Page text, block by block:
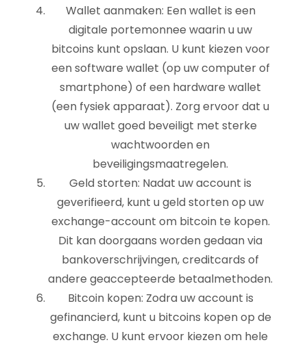
Wallet aanmaken: Een wallet is een
digitale portemonnee waarin u uw
bitcoins kunt opslaan. U kunt kiezen voor
een software wallet (op uw computer of
smartphone) of een hardware wallet
(een fysiek apparaat). Zorg ervoor dat u
uw wallet goed beveiligt met sterke
wachtwoorden en
beveiligingsmaatregelen.
Geld storten: Nadat uw account is
geverifieerd, kunt u geld storten op uw
exchange-account om bitcoin te kopen.
Dit kan doorgaans worden gedaan via
bankoverschrijvingen, creditcards of
andere geaccepteerde betaalmethoden.
Bitcoin kopen: Zodra uw account is
gefinancierd, kunt u bitcoins kopen op de
exchange. U kunt ervoor kiezen om hele